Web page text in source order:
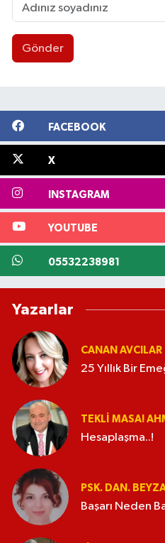
Gönder
FACEBOOK
X
INSTAGRAM
YOUTUBE
05532238981
Yazarlar
CANAN AVCILAR
25 Yıllık Bir
TEKLI MASA!
Hesaplaşma..!
PSK. DAN.
Başarı Neden